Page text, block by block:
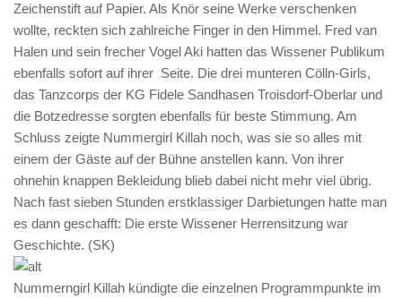
Zeichenstift auf Papier. Als Knör seine Werke verschenken
wollte, reckten sich zahlreiche Finger in den Himmel. Fred van
Halen und sein frecher Vogel Aki hatten das Wissener Publikum
ebenfalls sofort auf ihrer Seite. Die drei munteren Cölln-Girls,
das Tanzcorps der KG Fidele Sandhasen Troisdorf-Oberlar und
die Botzedresse sorgten ebenfalls für beste Stimmung. Am
Schluss zeigte Nummergirl Killah noch, was sie so alles mit
einem der Gäste auf der Bühne anstellen kann. Von ihrer
ohnehin knappen Bekleidung blieb dabei nicht mehr viel übrig.
Nach fast sieben Stunden erstklassiger Darbietungen hatte man
es dann geschafft: Die erste Wissener Herrensitzung war
Geschichte. (SK)
Nummerngirl Killah kündigte die einzelnen Programmpunkte im